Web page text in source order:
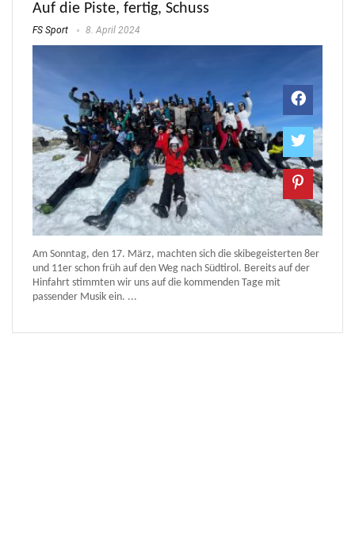
Auf die Piste, fertig, Schuss
FS Sport 8. April 2024
Am Sonntag, den 17. März, machten sich die skibegeisterten 8er
und 11er schon früh auf den Weg nach Südtirol. Bereits auf der
Hinfahrt stimmten wir uns auf die kommenden Tage mit
passender Musik ein. ...